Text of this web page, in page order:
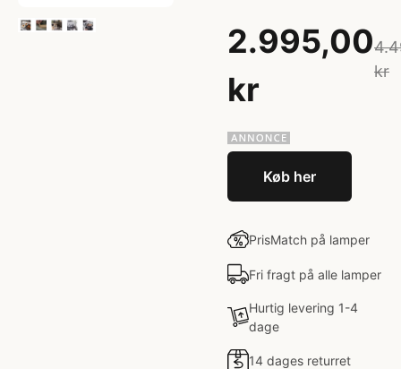
2.995,00
kr
kr
Køb her
PrisMatch på lamper
Fri fragt på alle lamper
Hurtig levering 1-4
dage
14 dages returret